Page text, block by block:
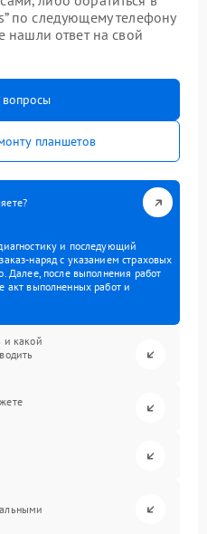
по следующему телефону
нашли ответ на свой
планшетов
и последующий
наряд с указанием страховых
Далее, после выполнения работ
акт выполненных работ и
и какой